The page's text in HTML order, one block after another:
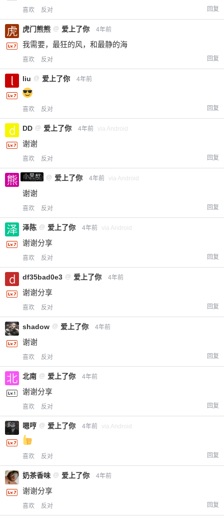
20 50 自定义
喜欢 反对 回复
虎门熊熊 @ 爱上了你 4年前
我需要，最狂的风，和最静的海
喜欢 反对 回复
liu @ 爱上了你 4年前
喜欢 反对 回复
DD @ 爱上了你 4年前 via Android
谢谢
喜欢 反对 回复
小黑屋
熊出没 @ 爱上了你 4年前 via Android
谢谢
喜欢 反对 回复
泽陈 @ 爱上了你 4年前 via Android
谢谢分享
喜欢 反对 回复
df35bad0e3 @ 爱上了你 4年前
谢谢分享
喜欢 反对 回复
shadow @ 爱上了你 4年前
谢谢
喜欢 反对 回复
北南 @ 爱上了你 4年前
谢谢分享
喜欢 反对 回复
嗯哼 @ 爱上了你 4年前 via Android
喜欢 反对 回复
奶茶香味 @ 爱上了你 4年前
谢谢分享
喜欢 反对 回复